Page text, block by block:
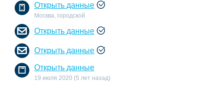
Открыть данные
Москва, городской
Открыть данные
Открыть данные
Открыть данные
19 июля 2020 (5 лет назад)